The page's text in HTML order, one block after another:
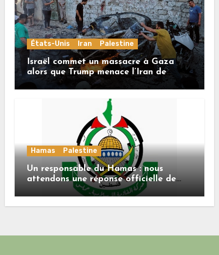
États-Unis Iran Palestine
Israël commet un massacre à Gaza
alors que Trump menace l’Iran de
«décapitation»
Hamas Palestine
Un responsable du Hamas : nous
attendons une réponse officielle de
Mladenov concernant la feuille de
route de la deuxième phase de l’accord